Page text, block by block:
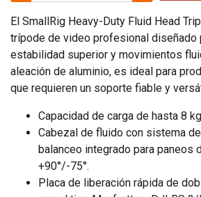
El SmallRig Heavy-Duty Fluid Head
trípode de video profesional diseñado
estabilidad superior y movimientos
aleación de aluminio, es ideal para
que requieren un soporte fiable y
Capacidad de carga de hasta 8
Cabezal de fluido con sistema
balanceo integrado para paneos
+90°/-75°.
Placa de liberación rápida de